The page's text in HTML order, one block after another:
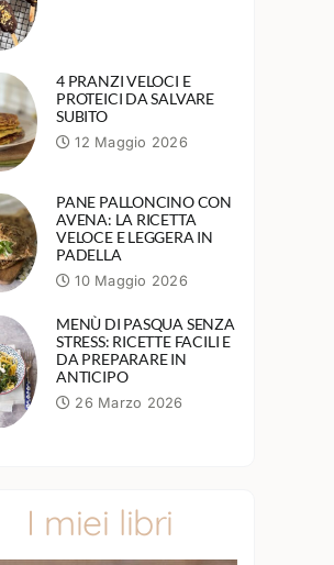
4 PRANZI VELOCI E
PROTEICI DA SALVARE
SUBITO
12 Maggio 2026
PANE PALLONCINO CON
AVENA: LA RICETTA
VELOCE E LEGGERA IN
PADELLA
10 Maggio 2026
MENÙ DI PASQUA SENZA
STRESS: RICETTE FACILI E
DA PREPARARE IN
ANTICIPO
26 Marzo 2026
I miei libri